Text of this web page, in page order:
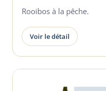
Rooibos à la pêche.
Voir le détail